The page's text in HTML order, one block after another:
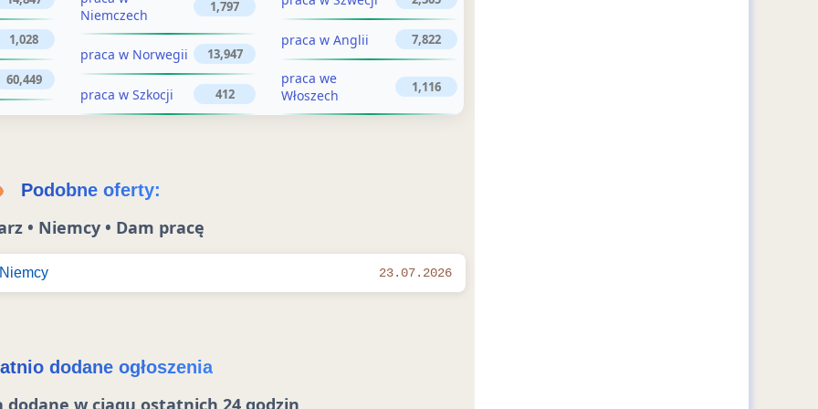
o
s
e
s
z
e
n
1,028
60,449
Niemczech
1,797
praca w Norwegii 13,947
praca w Szkocji 412
praca w Anglii 7,822
praca we
Włoszech
1,116
Podobne oferty:
• Niemcy • Dam pracę
23.07.2026
dodane ogłoszenia
dodane w ciągu ostatnich 24 godzin